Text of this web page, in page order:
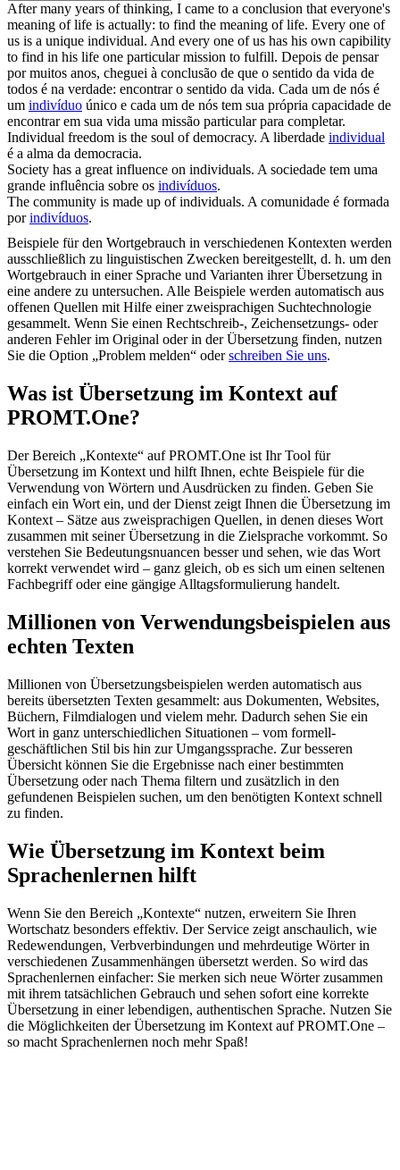
After many years of thinking, I came to a conclusion that everyone's
meaning of life is actually: to find the meaning of life. Every one of
us is a unique individual. And every one of us has his own capibility
to find in his life one particular mission to fulfill. Depois de pensar
por muitos anos, cheguei à conclusão de que o sentido da vida de
todos é na verdade: encontrar o sentido da vida. Cada um de nós é
um indivíduo único e cada um de nós tem sua própria capacidade de
encontrar em sua vida uma missão particular para completar.
Individual freedom is the soul of democracy. A liberdade individual
é a alma da democracia.
Society has a great influence on individuals. A sociedade tem uma
grande influência sobre os indivíduos.
The community is made up ofindividuals. A comunidade é formada
porindivíduos.
Beispiele für den Wortgebrauch in verschiedenen Kontexten werden
ausschließlich zu linguistischen Zwecken bereitgestellt, d. h. um den
Wortgebrauch in einer Sprache und Varianten ihrer Übersetzung in
eine andere zu untersuchen. Alle Beispiele werden automatisch aus
offenen Quellen mit Hilfe einer zweisprachigen Suchtechnologie
gesammelt. Wenn Sie einen Rechtschreib-, Zeichensetzungs- oder
anderen Fehler im Original oder in der Übersetzung finden, nutzen
Sie die Option „Problem melden“ oderschreiben Sie uns.
Was ist Übersetzung im Kontext auf
PROMT.One?
Der Bereich „Kontexte“ auf PROMT.One ist Ihr Tool für
Übersetzung im Kontext und hilft Ihnen, echte Beispiele für die
Verwendung von Wörtern und Ausdrücken zu finden. Geben Sie
einfach ein Wort ein, und der Dienst zeigt Ihnen die Übersetzung im
Kontext – Sätze aus zweisprachigen Quellen, in denen dieses Wort
zusammen mit seiner Übersetzung in die Zielsprache vorkommt. So
verstehen Sie Bedeutungsnuancen besser und sehen, wie das Wort
korrekt verwendet wird – ganz gleich, ob es sich um einen seltenen
Fachbegriff oder eine gängige Alltagsformulierung handelt.
Millionen von Verwendungsbeispielen aus
echten Texten
Millionen von Übersetzungsbeispielen werden automatisch aus
bereits übersetzten Texten gesammelt: aus Dokumenten, Websites,
Büchern, Filmdialogen und vielem mehr. Dadurch sehen Sie ein
Wort in ganz unterschiedlichen Situationen – vom formell-
geschäftlichen Stil bis hin zur Umgangssprache. Zur besseren
Übersicht können Sie die Ergebnisse nach einer bestimmten
Übersetzung oder nach Thema filtern und zusätzlich in den
gefundenen Beispielen suchen, um den benötigten Kontext schnell
zu finden.
Wie Übersetzung im Kontext beim
Sprachenlernen hilft
Wenn Sie den Bereich „Kontexte“ nutzen, erweitern Sie Ihren
Wortschatz besonders effektiv. Der Service zeigt anschaulich, wie
Redewendungen, Verbverbindungen und mehrdeutige Wörter in
verschiedenen Zusammenhängen übersetzt werden. So wird das
Sprachenlernen einfacher: Sie merken sich neue Wörter zusammen
mit ihrem tatsächlichen Gebrauch und sehen sofort eine korrekte
Übersetzung in einer lebendigen, authentischen Sprache. Nutzen Sie
die Möglichkeiten der Übersetzung im Kontext auf PROMT.One –
so macht Sprachenlernen noch mehr Spaß!